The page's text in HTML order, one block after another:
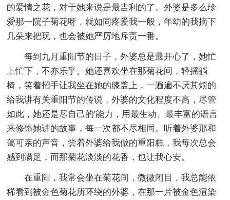
的爱情之花，对于她来说是最吉利的了。外婆是多么珍
爱那一院子菊花呀，就如同疼爱我一般，年幼的我摘下
几朵来把玩，也会被她严厉地斥责一番。
每到九月重阳节的日子，外婆总是最开心了，她忙
上忙下，不亦乐乎。她还喜欢坐在那菊花间，轻摇躺
椅，笑着招手让我坐在她的膝盖上，一遍遍不厌其烦的
给我讲有关重阳节的传说，外婆的文化程度不高，尽管
如此，她还是尽自己的'能力，用最生动、最丰富的语言
来修饰她讲的故事，每一次都不尽相同。听着外婆那和
蔼可亲的声音，尝着外婆给我做的重阳糕，我每次总会
感到满足，而那菊花淡淡的花香，也让我心安。
在重阳，我常会坐在菊花间，微微闭目，我总能依
稀看到被金色菊花所环绕的外婆，在那一片被金色渲染